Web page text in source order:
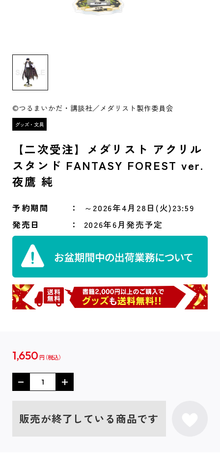
©つるまいかだ・講談社／メダリスト製作委員会
【二次受注】メダリスト アクリル
スタンド FANTASY FOREST ver.
夜鷹 純
予約期間
～2026年4月28日(火)23:59
発売日
2026年6月発売予定
1,650 円
販売が終了している商品です